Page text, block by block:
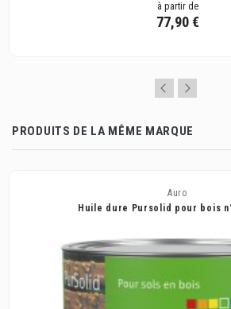
à partir de
77,90 €
PRODUITS DE LA MÊME MARQUE
Auro
Huile dure Pursolid pour bois